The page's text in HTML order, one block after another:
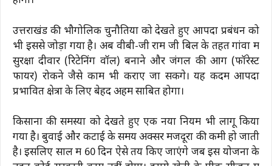
उत्तराखंड की भौगोलिक चुनौतियों को देखते हुए आपदा प्रबंधन को
भी इससे जोड़ा गया है। अब वीबी-जी राम जी बिल के तहत गांवों में
सुरक्षा दीवार (रिटेनिंग वॉल) बनाने और जंगल की आग (फॉरेस्ट
फायर) रोकने जैसे काम भी कराए जा सकेंगे। यह कदम आपदा
प्रभावित क्षेत्रों के लिए बेहद अहम साबित होगा।
किसानों की समस्या को देखते हुए एक नया नियम भी लागू किया
गया है। बुवाई और कटाई के समय अक्सर मजदूरों की कमी हो जाती
है। इसलिए साल में 60 दिन ऐसे तय किए जाएंगे जब इस योजना के